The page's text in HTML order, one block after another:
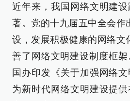
近年来，我国网络文明建
著。党的十九届五中全会作
设，发展积极健康的网络文
善了网络文明建设制度框架
国办印发《关于加强网络文
为新时代网络文明建设提